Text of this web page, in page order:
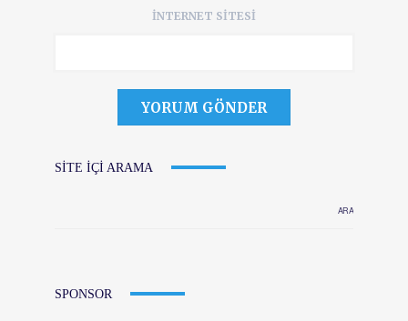
İNTERNET SITESI
SITE IÇI ARAMA
SPONSOR